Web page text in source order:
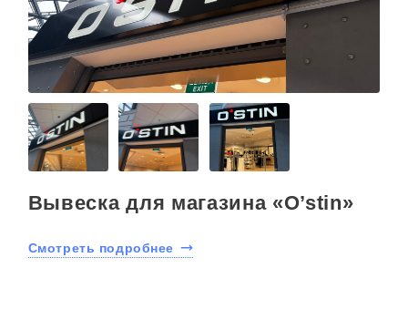
Вывеска для магазина «O’stin»
Смотреть подробнее